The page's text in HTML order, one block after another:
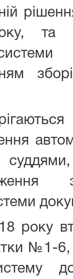
та
року
№1-